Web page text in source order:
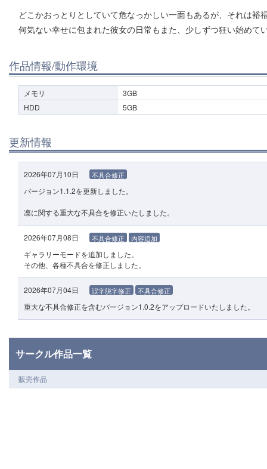
どこかおっとりとしていて危なっかしい一面もあるが、それは裕
何気ない幸せに包まれた彼女の日常もまた、少しずつ狂い始め
作品情報/動作環境
メモリ
3GB
HDD
5GB
更新情報
2026年07月10日 不具合修正
バージョン1.1.2を更新しました。
凛に関する重大な不具合を修正いたしました。
2026年07月08日 不具合修正 内容追加
ギャラリーモードを追加しました。
その他、各種不具合を修正しました。
2026年07月04日 誤字脱字修正 不具合修正
重大な不具合修正を含むバージョン1.0.2をアップロードいたしました。
サークル作品一覧
販売作品